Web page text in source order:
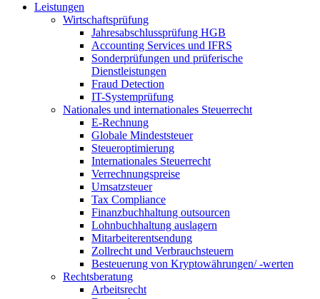
Leistungen
Wirtschaftsprüfung
Jahresabschlussprüfung HGB
Accounting Services und IFRS
Sonderprüfungen und prüferische
Dienstleistungen
Fraud Detection
IT-Systemprüfung
Nationales und internationales Steuerrecht
E-Rechnung
Globale Mindeststeuer
Steueroptimierung
Internationales Steuerrecht
Verrechnungspreise
Umsatzsteuer
Tax Compliance
Finanzbuchhaltung outsourcen
Lohnbuchhaltung auslagern
Mitarbeiterentsendung
Zollrecht und Verbrauchsteuern
Besteuerung von Kryptowährungen/ -werten
Rechtsberatung
Arbeitsrecht